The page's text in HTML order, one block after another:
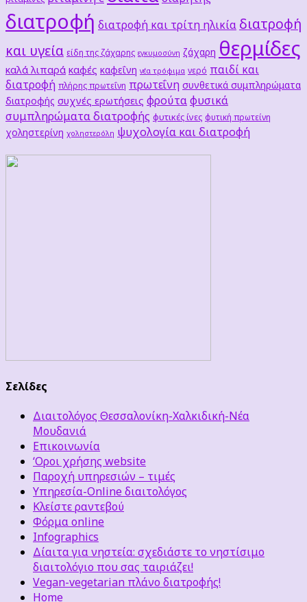
διατροφή διατροφή και τρίτη ηλικία διατροφή
και υγεία είδη της ζάχαρης εγκυμοσύνη ζάχαρη θερμίδες
καλά λιπαρά καφές καφεΐνη νέα τρόφιμα νερό παιδί και
διατροφή πλήρης πρωτεΐνη πρωτεΐνη συνθετικά συμπληρώματα
διατροφής συχνές ερωτήσεις φρούταφυσικά
συμπληρώματα διατροφής φυτικές ίνες φυτική πρωτείνη
χοληστερίνη χοληστερόλη ψυχολογία και διατροφή
Σελίδες
Διαιτολόγος Θεσσαλονίκη-Χαλκιδική-Νέα
Μουδανιά
Επικοινωνία
‘Οροι χρήσης website
Παροχή υπηρεσιών – τιμές
Υπηρεσία-Online διαιτολόγος
Κλείστε ραντεβού
Φόρμα online
Infographics
Δίαιτα για νηστεία: σχεδιάστε το νηστίσιμο
διαιτολόγιο που σας ταιριάζει!
Vegan-vegetarian πλάνο διατροφής!
Home